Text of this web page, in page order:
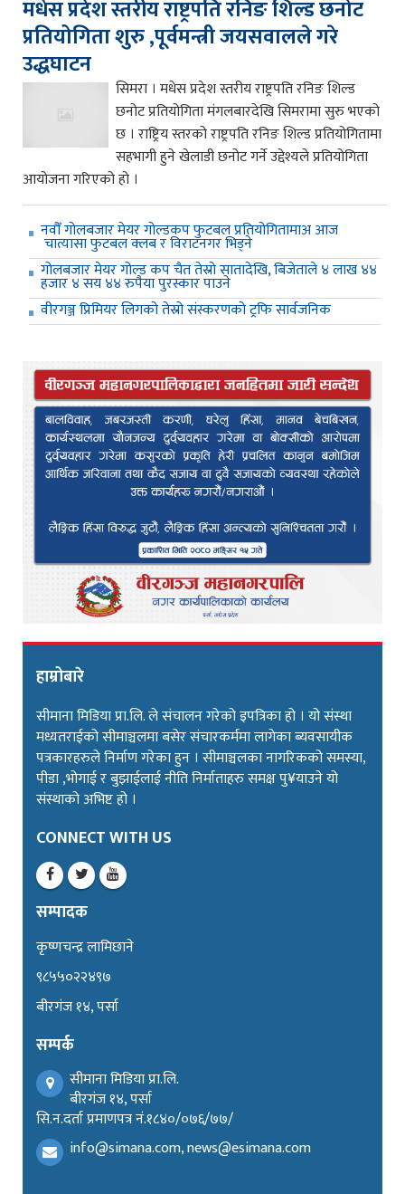
मधेस प्रदेश स्तरीय राष्ट्रपति रनिङ शिल्ड छनोट
प्रतियोगिता शुरु ,पूर्वमन्त्री जयसवालले गरे
उद्धघाटन
सिमरा । मधेस प्रदेश स्तरीय राष्ट्रपति रनिङ शिल्ड
छनोट प्रतियोगिता मंगलबारदेखि सिमरामा सुरु भएको
छ । राष्ट्रिय स्तरको राष्ट्रपति रनिङ शिल्ड प्रतियोगितामा
सहभागी हुने खेलाडी छनोट गर्ने उद्देश्यले प्रतियोगिता
आयोजना गरिएको हो ।
नवौँ गोलबजार मेयर गोल्डकप फुटबल प्रतियोगितामाअ आज
चात्यासा फुटबल क्लब र विराटनगर भिड्ने
गोलबजार मेयर गोल्ड कप चैत तेस्रो सातादेखि, बिजेताले ४ लाख ४४
हजार ४ सय ४४ रुपैया पुरस्कार पाउने
वीरगञ्ज प्रिमियर लिगको तेस्रो संस्करणको ट्रफि सार्वजनिक
हाम्रोबारे
सीमाना मिडिया प्रा.लि. ले संचालन गरेको इपत्रिका हो । यो संस्था
मध्यतराईको सीमाञ्चलमा बसेर संचारकर्ममा लागेका ब्यवसायीक
पत्रकारहरुले निर्माण गरेका हुन । सीमाञ्चलका नागरिकको समस्या,
पीडा ,भोगाई र बुझाईलाई नीति निर्माताहरु समक्ष पु¥याउने यो
संस्थाको अभिष्ट हो ।
CONNECT WITH US
सम्पादक
कृष्णचन्द्र लामिछाने
९८५५०२२४९७
बीरगंज १४, पर्सा
सम्पर्क
सीमाना मिडिया प्रा.लि.
बीरगंज १४, पर्सा
सि.न.दर्ता प्रमाणपत्र नं.१८४०/०७६/७७/
info@simana.com, news@esimana.com